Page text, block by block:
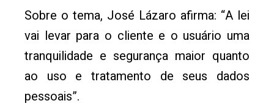
Sobre o tema, José Lázaro afirma: “A lei
vai levar para o cliente e o usuário uma
tranquilidade e segurança maior quanto
ao uso e tratamento de seus dados
pessoais”.